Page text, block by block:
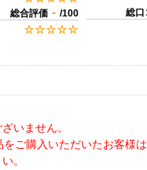
総合評価 - /100 総口
いません。
ご購入いただいたお客様は
。